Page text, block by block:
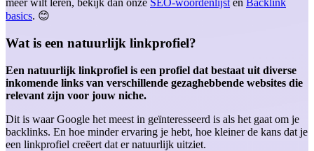
meer wilt leren, bekijk dan onze SEO-woordenlijst en Backlink
basics. 😊
Wat is een natuurlijk linkprofiel?
Een natuurlijk linkprofiel is een profiel dat bestaat uit diverse
inkomende links van verschillende gezaghebbende websites die
relevant zijn voor jouw niche.
Dit is waar Google het meest in geïnteresseerd is als het gaat om je
backlinks. En hoe minder ervaring je hebt, hoe kleiner de kans dat je
een linkprofiel creëert dat er natuurlijk uitziet.